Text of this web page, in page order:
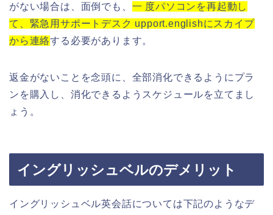
がない場合は、面倒でも、 一 度パソコンを再起動し
て、緊急用サポートデスク upport.englishにスカイプ
から連絡する必要があります。
返金がないことを念頭に、全部消化できるようにプラ
ンを購入し、消化できるようスケジュールを立てまし
ょう。
イングリッシュベルのデメリット
イングリッシュベル英会話については下記のようなデ